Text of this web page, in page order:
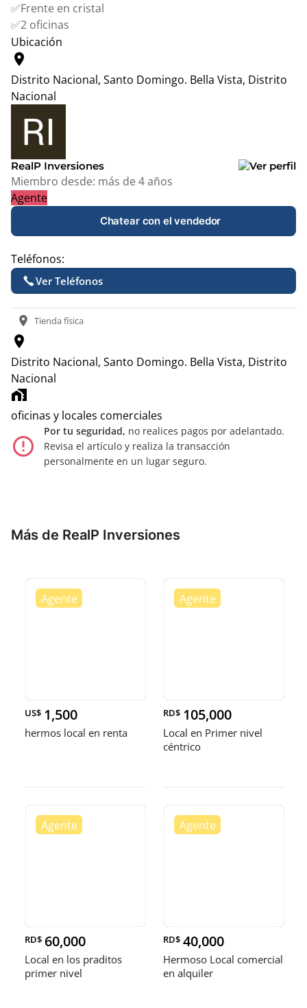
✅Frente en cristal
✅2 oficinas
Ubicación
location_on
Distrito Nacional, Santo Domingo. Bella Vista, Distrito
Nacional
+
−
RealP Inversiones
Miembro desde: más de 4 años
Agente
Chatear con el vendedor
Teléfonos:
Ver Teléfonos
location_on Tienda física
location_on
Distrito Nacional, Santo Domingo. Bella Vista, Distrito
Nacional
home_work
oficinas y locales comerciales
error_outline
Por tu seguridad, no realices pagos por adelantado.
Revisa el artículo y realiza la transacción
personalmente en un lugar seguro.
Más de RealP Inversiones
US$ 1,500
hermos local en renta
RD$ 105,000
Local en Primer nivel
céntrico
RD$ 60,000
Local en los praditos
primer nivel
RD$ 40,000
Hermoso Local comercial
en alquiler